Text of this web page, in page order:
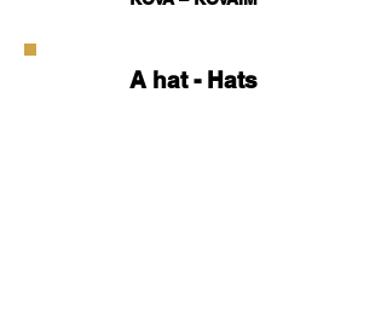
A hat - Hats